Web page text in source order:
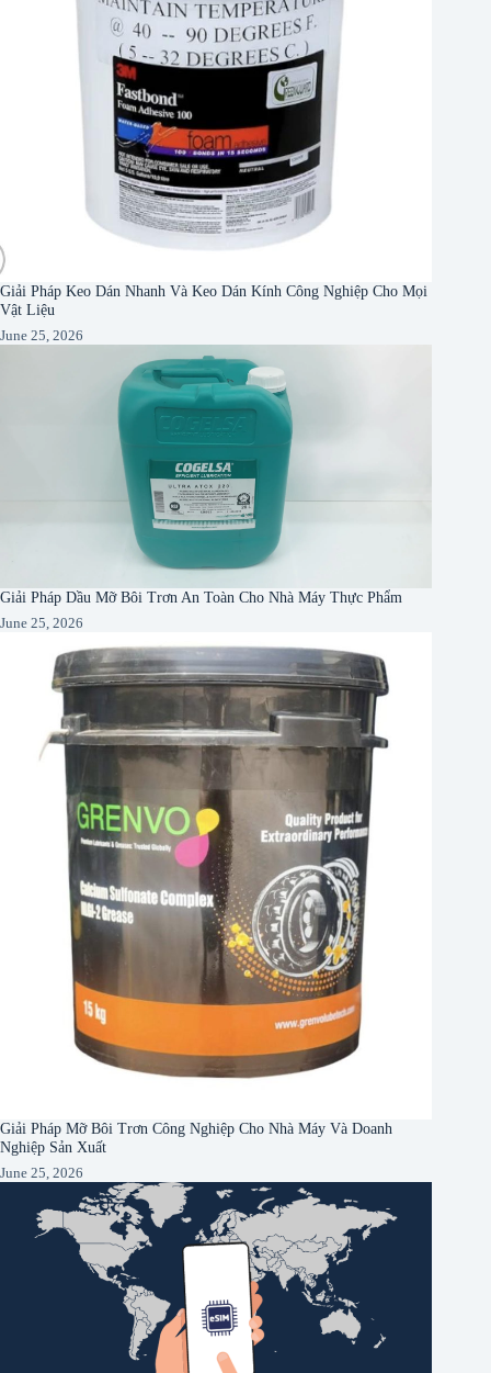
Giải Pháp Keo Dán Nhanh Và Keo Dán Kính Công Nghiệp Cho Mọi
Vật Liệu
June 25, 2026
Giải Pháp Dầu Mỡ Bôi Trơn An Toàn Cho Nhà Máy Thực Phẩm
June 25, 2026
Giải Pháp Mỡ Bôi Trơn Công Nghiệp Cho Nhà Máy Và Doanh
Nghiệp Sản Xuất
June 25, 2026